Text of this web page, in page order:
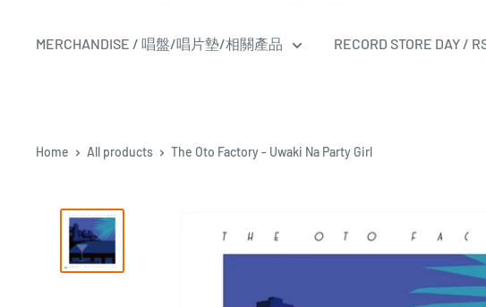
MERCHANDISE / 唱盤/唱片墊/相關產品 RECORD STORE DAY /
Home All products The Oto Factory - Uwaki Na Party Girl